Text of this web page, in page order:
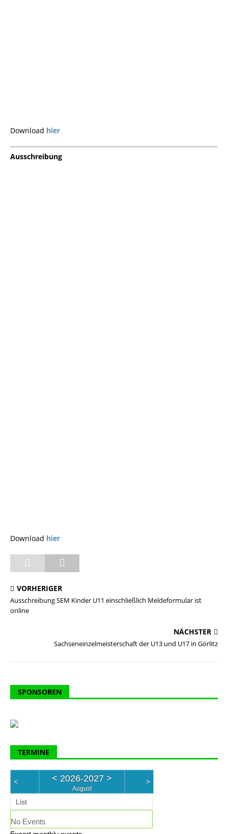
Download hier
Ausschreibung
Download hier
VORHERIGER
Ausschreibung SEM Kinder U11 einschließlich Meldeformular ist
online
NÄCHSTER
Sachseneinzelmeisterschaft der U13 und U17 in Görlitz
SPONSOREN
TERMINE
< < 2026-2027 >
August
>
List
No Events